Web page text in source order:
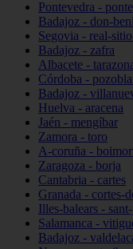
Pontevedra -
Badajoz - don-
Segovia - real-
Badajoz - zafra
Albacete -
Córdoba -
Badajoz -
Huelva - aracena
Jaén - mengíbar
Zamora - toro
A-coruña -
Zaragoza - borja
Cantabria - cartes
Granada - cortes-
Illes-balears -
Salamanca -
Badajoz -